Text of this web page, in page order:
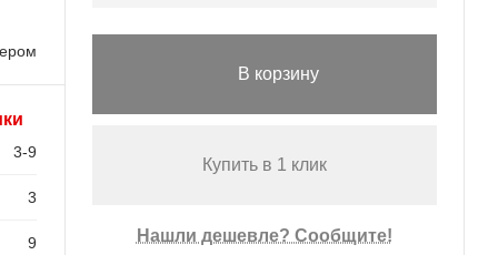
3-9
3
9
В корзину
Купить в 1 клик
Нашли дешевле? Сообщите!